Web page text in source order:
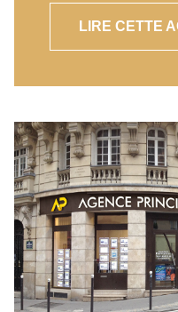
confirmer cette tendance. Pour être
sur le 1ertrimestre,
les 290 000 Euros. Pour le seul mois de mars,
les 3 premières
de CAet les 15
est donc tout à fait
collaborateurs du
et salariés)
très élevé et
titre d’exemple, les
atteignent une
LIRE CETTE